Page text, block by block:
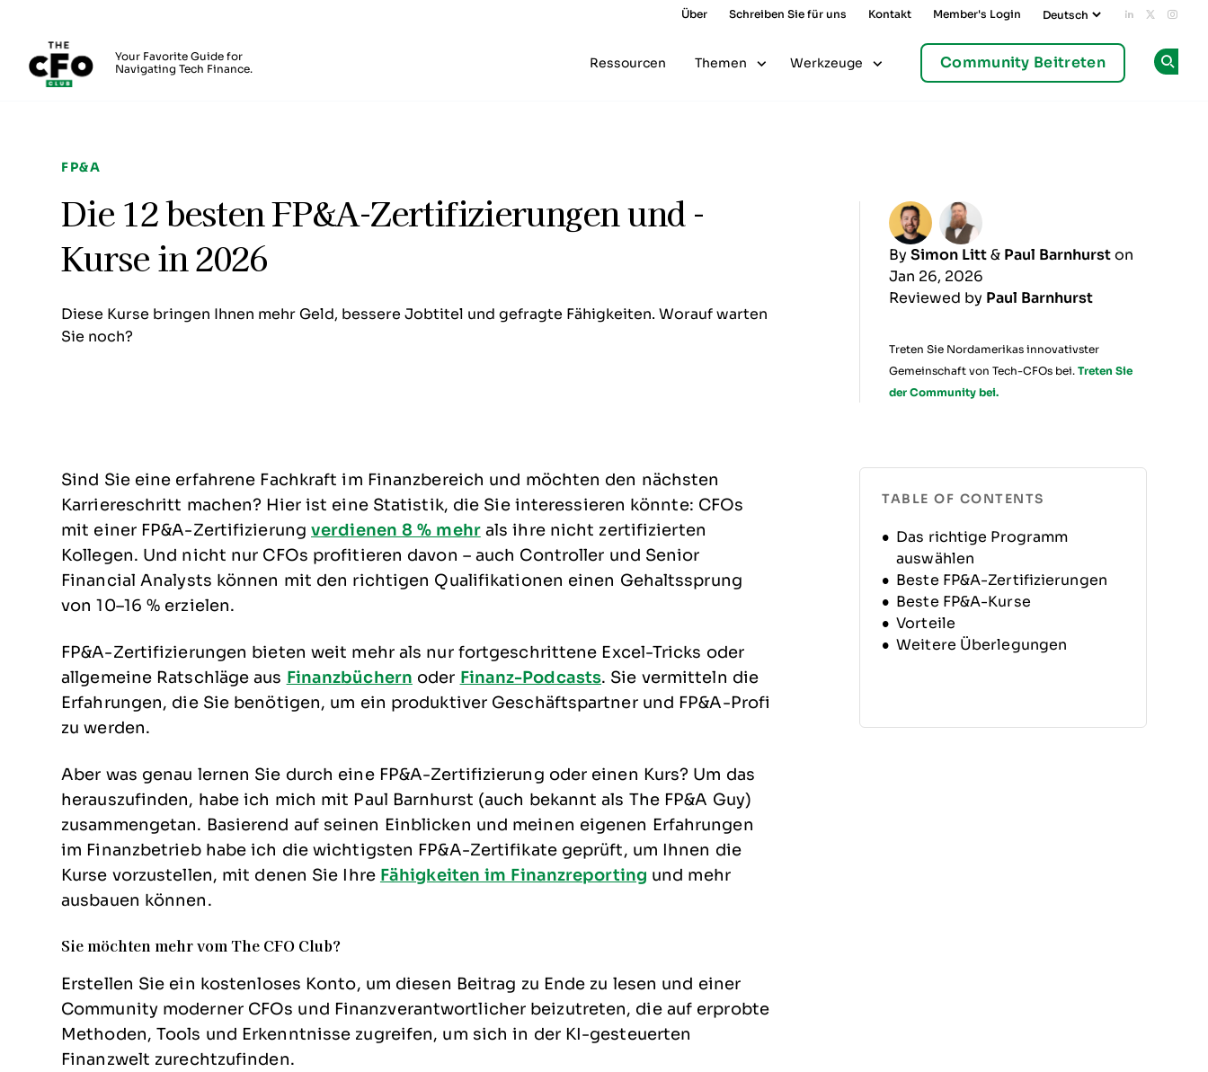
Über Schreiben Sie für uns Kontakt Member's Login Add us on
Follow
Your Favorite Guide for
Navigating Tech Finance.
Ressourcen Themen Werkzeuge Community Beitreten
FP&A
Die 12 besten FP&A-Zertifizierungen und -
Kurse in 2026
By Simon Litt & Paul Barnhurst on
Jan 26, 2026
Reviewed by Paul Barnhurst
Treten Sie Nordamerikas innovativster
Gemeinschaft von Tech-CFOs bei. Treten Sie
der Community bei.
Diese Kurse bringen Ihnen mehr Geld, bessere Jobtitel und gefragte Fähigkeiten. Worauf warten
Sie noch?
Sind Sie eine erfahrene Fachkraft im Finanzbereich und möchten den nächsten
Karriereschritt machen? Hier ist eine Statistik, die Sie interessieren könnte: CFOs
mit einer FP&A-Zertifizierung verdienen 8 % mehrals ihre nicht zertifizierten
Kollegen. Und nicht nur CFOs profitieren davon – auch Controller und Senior
Financial Analysts können mit den richtigen Qualifikationen einen Gehaltssprung
von 10–16 % erzielen.
FP&A-Zertifizierungen bieten weit mehr als nur fortgeschrittene Excel-Tricks oder
allgemeine Ratschläge aus Finanzbüchern oder Finanz-Podcasts. Sie vermitteln die
Erfahrungen, die Sie benötigen, um ein produktiver Geschäftspartner und FP&A-Profi
zu werden.
Aber was genau lernen Sie durch eine FP&A-Zertifizierung oder einen Kurs? Um das
herauszufinden, habe ich mich mit Paul Barnhurst (auch bekannt als The FP&A Guy)
zusammengetan. Basierend auf seinen Einblicken und meinen eigenen Erfahrungen
im Finanzbetrieb habe ich die wichtigsten FP&A-Zertifikate geprüft, um Ihnen die
Kurse vorzustellen, mit denen Sie Ihre Fähigkeiten im Finanzreporting und mehr
ausbauen können.
Sie möchten mehr vom The CFO Club?
Erstellen Sie ein kostenloses Konto, um diesen Beitrag zu Ende zu lesen und einer
Community moderner CFOs und Finanzverantwortlicher beizutreten, die auf erprobte
Methoden, Tools und Erkenntnisse zugreifen, um sich in der KI-gesteuerten
Finanzwelt zurechtzufinden.
TABLE OF CONTENTS
Das richtige Programm
auswählen
Beste FP&A-Zertifizierungen
Beste FP&A-Kurse
Vorteile
Weitere Überlegungen